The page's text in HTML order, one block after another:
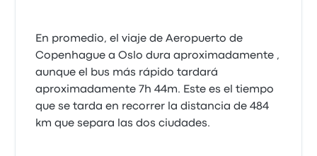
En promedio, el viaje de Aeropuerto de
Copenhague a Oslo dura aproximadamente ,
aunque el bus más rápido tardará
aproximadamente 7h 44m. Este es el tiempo
que se tarda en recorrer la distancia de 484
km que separa las dos ciudades.